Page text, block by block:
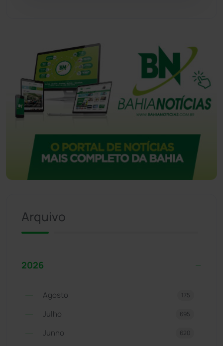
Arquivo
2026
Agosto 175
Julho 695
Junho 620